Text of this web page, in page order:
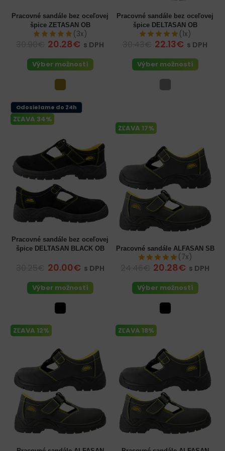
Pracovné sandále bez oceľovej
špice ZETASAN OB
(3x)
20.28€ s DPH
Výber možností
Pracovné sandále bez oceľovej
špice DELTASAN OB
(1x)
22.13€ s DPH
Výber možností
ZĽAVA 34%
Odosielame do 24h
Pracovné sandále bez oceľovej
špice DELTASAN BLACK OB
20.00€ s DPH
Výber možností
ZĽAVA 17%
Pracovné sandále ALFASAN SB
(7x)
20.28€ s DPH
Výber možností
ZĽAVA 12% ZĽAVA 18%